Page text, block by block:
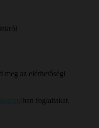
meg az elérhetőségi
ban foglaltakat.